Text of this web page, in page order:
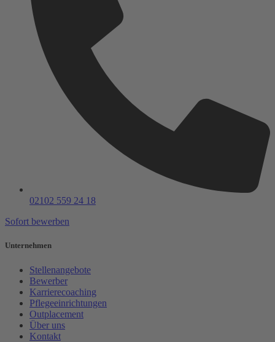
02102 559 24 18
Sofort bewerben
Unternehmen
Stellenangebote
Bewerber
Karrierecoaching
Pflegeeinrichtungen
Outplacement
Über uns
Kontakt